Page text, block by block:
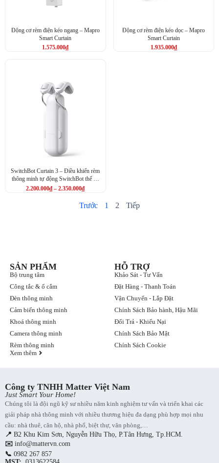
Động cơ rèm điện kéo ngang – Mapro
Smart Curtain
1.575.000₫
Động cơ rèm điện kéo dọc – Mapro
Smart Curtain
1.935.000₫
SwitchBot Curtain 3 – Điều khiển rèm
thông minh tự động SwitchBot thế hệ
2.200.000₫ – 2.350.000₫
Trước 1 2 Tiếp
HỖ TRỢ
Khảo Sát - Tư Vấn
Đặt Hàng - Thanh Toán
Vận Chuyển - Lắp Đặt
Chính Sách Bảo hành, Hậu Mãi
Đổi Trả - Khiếu Nại
Chính Sách Bảo Mật
Chính Sách Cookie
SẢN PHẨM
Bộ trung tâm
Công tắc & ổ cắm
Đèn thông minh
Cảm biến thông minh
Khoá thông minh
Camera thông minh
Rèm thông minh
Xem thêm
Công ty TNHH Matter Việt Nam
Just Smart Your Home!
Chúng tôi là đội ngũ kỹ sư nhiều năm kinh nghiệm tư vấn và triển khai các
giải pháp nhà thông minh với nhiều thương hiệu đa dạng phù hợp mọi nhu
cầu: nhà thuê, căn hộ, nhà phố, biệt thự, văn phòng,…
📍 B2 Khu Kim Sơn, Nguyễn Hữu Thọ, P.Tân Hưng, Tp.HCM.
✉️ info@mattervn.com
📞 0982 267 857